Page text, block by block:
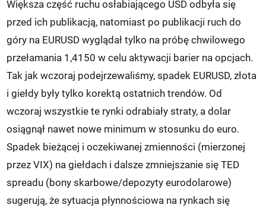
Większa część ruchu osłabiającego USD odbyła się
przed ich publikacją, natomiast po publikacji ruch do
góry na EURUSD wyglądał tylko na próbę chwilowego
przełamania 1,4150 w celu aktywacji barier na opcjach.
Tak jak wczoraj podejrzewaliśmy, spadek EURUSD, złota
i giełdy były tylko korektą ostatnich trendów. Od
wczoraj wszystkie te rynki odrabiały straty, a dolar
osiągnął nawet nowe minimum w stosunku do euro.
Spadek bieżącej i oczekiwanej zmienności (mierzonej
przez VIX) na giełdach i dalsze zmniejszanie się TED
spreadu (bony skarbowe/depozyty eurodolarowe)
sugerują, że sytuacja płynnościowa na rynkach się